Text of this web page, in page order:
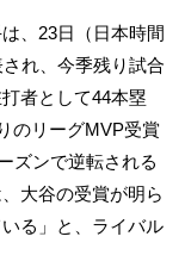
、23日（日本時間
れ、今季残り試合
者として44本塁
のリーグMVP受賞
ズンで逆転される
大谷の受賞が明ら
る」と、ライバル